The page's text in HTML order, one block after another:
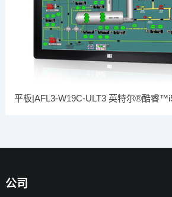
平板|AFL3-W19C-ULT3 英特尔®酷睿
公司